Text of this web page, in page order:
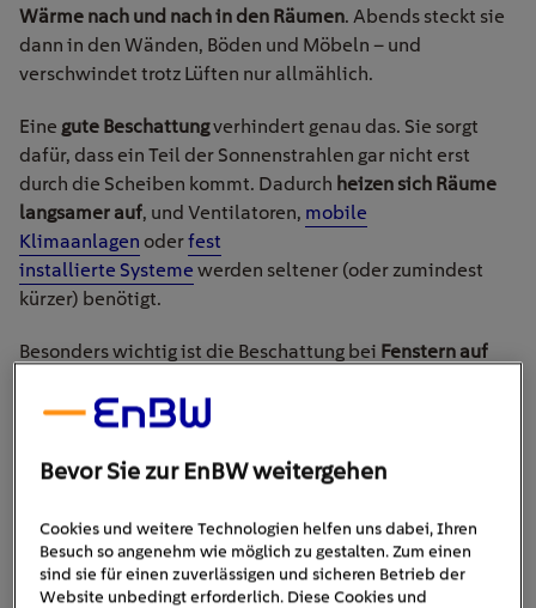
Wärme nach und nach in den Räumen. Abends steckt sie
dann in den Wänden, Böden und Möbeln – und
verschwindet trotz Lüften nur allmählich.
Eine gute Beschattungverhindert genau das. Sie sorgt
dafür, dass ein Teil der Sonnenstrahlen gar nicht erst
durch die Scheiben kommt. Dadurch heizen sich Räume
langsamer auf, und Ventilatoren, mobile
Klimaanlagen oderfest
installierte Systeme werden seltener (oder zumindest
kürzer) benötigt.
Besonders wichtig ist die Beschattung bei Fenstern auf
intensiv auf das Gebäude. Wer diese Bereiche tagsüber
hereinlässt, kommt meist angenehmer durch heiße
zusätzlichen Energieaufwand.
Bevor Sie zur EnBW weitergehen
Cookies und weitere Technologien helfen uns dabei, Ihren
Besuch so angenehm wie möglich zu gestalten. Zum einen
sind sie für einen zuverlässigen und sicheren Betrieb der
Website unbedingt erforderlich. Diese Cookies und